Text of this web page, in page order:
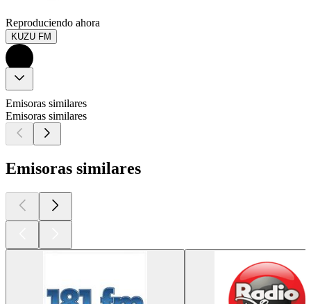
Reproduciendo ahora
KUZU FM
Emisoras similares
Emisoras similares
Emisoras similares